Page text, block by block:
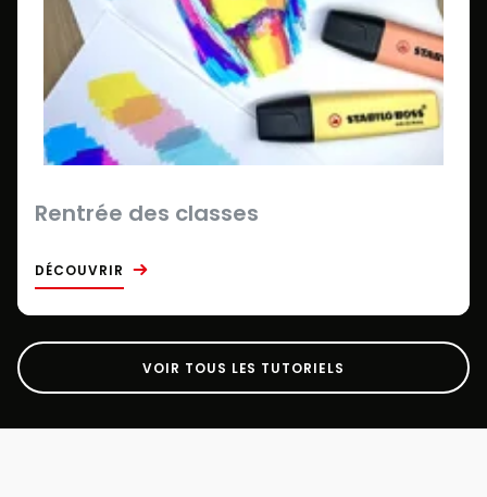
Rentrée des classes
DÉCOUVRIR
VOIR TOUS LES TUTORIELS